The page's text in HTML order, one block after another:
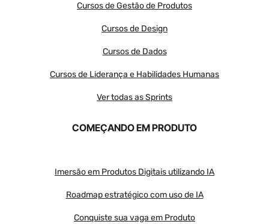
Cursos de Gestão de Produtos
Cursos de Design
Cursos de Dados
Cursos de Liderança e Habilidades Humanas
Ver todas as Sprints
COMEÇANDO EM PRODUTO
Imersão em Produtos Digitais utilizando IA
Roadmap estratégico com uso de IA
Conquiste sua vaga em Produto